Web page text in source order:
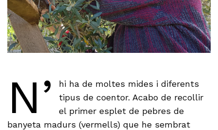
N’
hi ha de moltes mides i diferents
tipus de coentor. Acabo de recollir
el primer esplet de pebres de
banyeta madurs (vermells) que he sembrat